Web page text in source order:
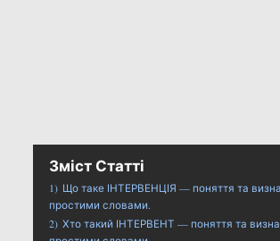
Зміст Статті
1) Що таке ІНТЕРВЕНЦІЯ — поняття та
простими словами.
2) Хто такий ІНТЕРВЕНТ — поняття та